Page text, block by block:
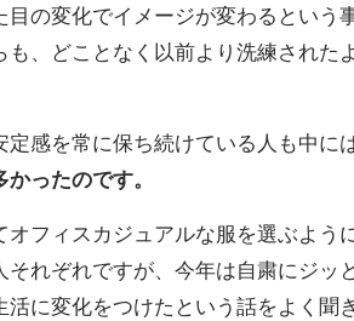
目の変化でイメージが変わるという
も、どことなく以前より洗練された
感を常に保ち続けている人も中に
ったのです。
オフィスカジュアルな服を選ぶよう
それぞれですが、今年は自粛にジッ
に変化をつけたという話をよく聞